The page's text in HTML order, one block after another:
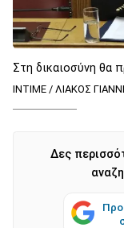
Στη δικαιοσύνη θα
ΙΝΤΙΜΕ / ΛΙΑΚΟΣ
Δες